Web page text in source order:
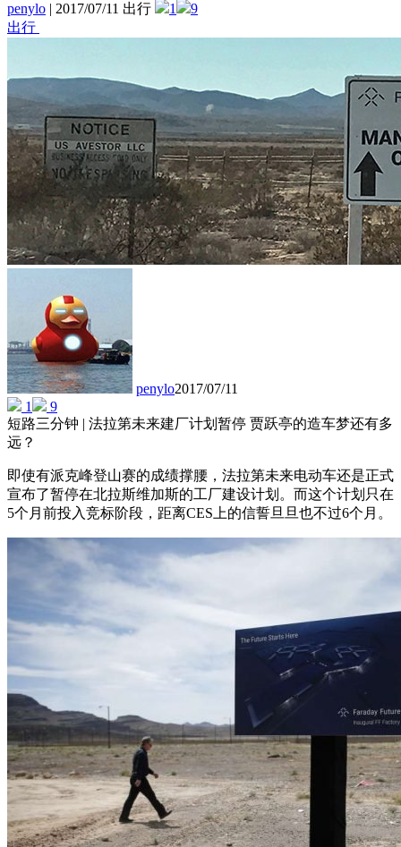
penylo | 2017/07/11 出行 1
9
出行
penylo2017/07/11
1
9
短路三分钟 | 法拉第未来建厂计划暂停 贾跃亭的造车梦还有多
远？
即使有派克峰登山赛的成绩撑腰，法拉第未来电动车还是正式
宣布了暂停在北拉斯维加斯的工厂建设计划。而这个计划只在
5个月前投入竞标阶段，距离CES上的信誓旦旦也不过6个月。